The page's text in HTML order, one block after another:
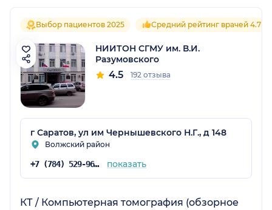
Выбор пациентов 2025 Средний рейтинг врачей 4.7
НИИТОН СГМУ им. В.И.
Разумовского
4.5 192 отзыва
г Саратов, ул им Чернышевского Н.Г., д 148
Волжский район
+7 (784) 529-96-55 показать
КТ / Компьютерная томография (обзорное